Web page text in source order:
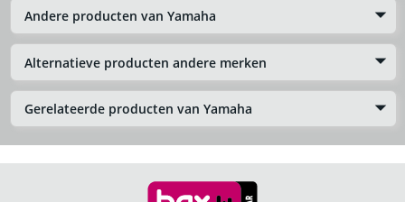
Andere producten van Yamaha
Alternatieve producten andere merken
Gerelateerde producten van Yamaha